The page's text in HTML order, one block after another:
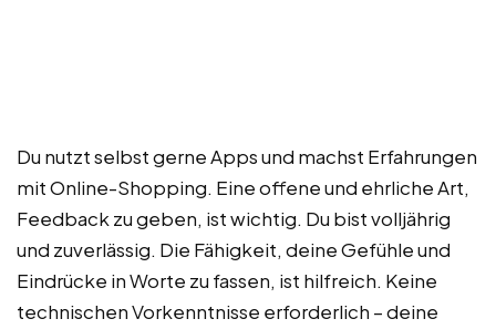
Du nutzt selbst gerne Apps und machst Erfahrungen
mit Online-Shopping. Eine offene und ehrliche Art,
Feedback zu geben, ist wichtig. Du bist volljährig
und zuverlässig. Die Fähigkeit, deine Gefühle und
Eindrücke in Worte zu fassen, ist hilfreich. Keine
technischen Vorkenntnisse erforderlich – deine